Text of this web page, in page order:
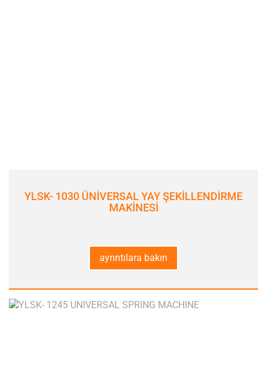
YLSK- 1030 ÜNİVERSAL YAY ŞEKİLLENDİRME
MAKİNESİ
ayrıntılara bakın